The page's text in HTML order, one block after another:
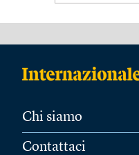
Chi siamo
Contattaci